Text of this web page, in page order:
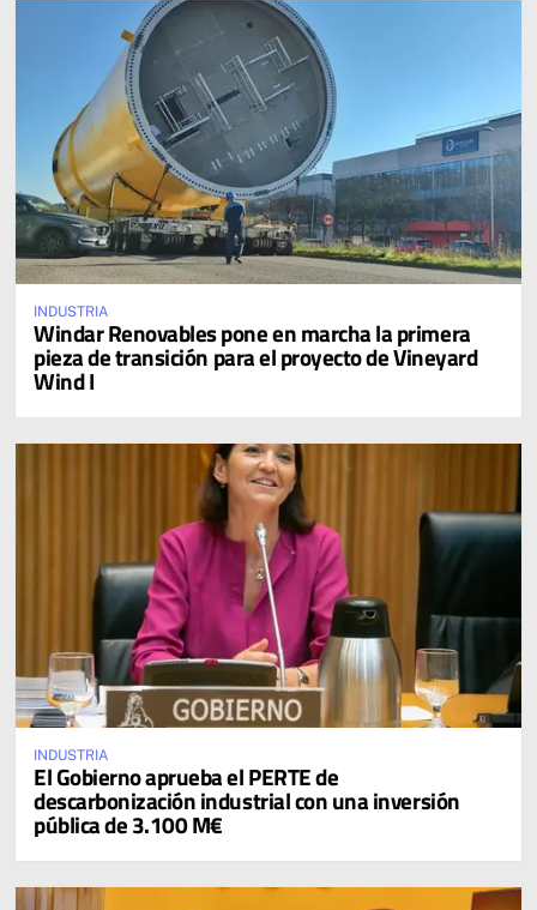
INDUSTRIA
Windar Renovables pone en marcha la primera
pieza de transición para el proyecto de Vineyard
Wind I
INDUSTRIA
El Gobierno aprueba el PERTE de
descarbonización industrial con una inversión
pública de 3.100 M€